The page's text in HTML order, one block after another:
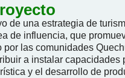
de una estrategia de
de influencia, que
las comunidades
a instalar capacidades
y el desarrollo de